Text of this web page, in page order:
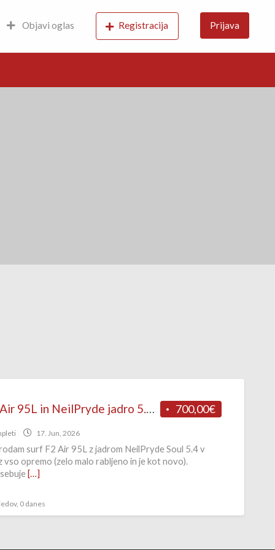
Objavi oglas Registracija Prijava
700,00€
Surf F2 Air 95L in NeilPryde jadro 5.4 s komplet opremo
17. Jun, 2026
surf F2 Air 95L z jadrom NeilPryde Soul 5.4 v
vso opremo (zelo malo rabljeno in je kot novo).
[…]
0 danes